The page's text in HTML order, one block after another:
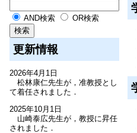
AND検索 OR検索
更新情報
2026年4月1日
松林康仁先生が，准教授とし
て着任されました．
2025年10月1日
山崎泰広先生が，教授に昇任
されました．